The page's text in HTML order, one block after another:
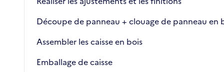
Découpe de panneau + clouage de panneau en
Assembler les caisse en bois
Emballage de caisse